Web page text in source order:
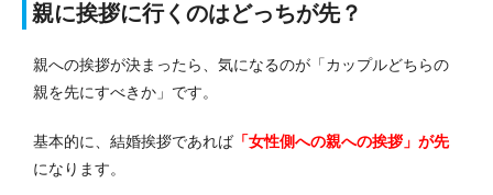
親に挨拶に行くのはどっちが先？
親への挨拶が決まったら、気になるのが「カップルどちらの
親を先にすべきか」です。
基本的に、結婚挨拶であれば 「女性側への親への挨拶」が先
になります。